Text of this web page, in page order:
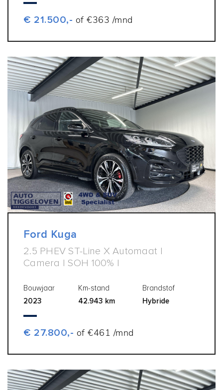
€ 21.500,- of €363 /mnd
Ford Kuga
2.5 PHEV ST-Line X Automaat |
Camera | SOH 100% |
Bouwjaar
2023
Km-stand
42.943 km
Brandstof
Hybride
€ 27.800,- of €461 /mnd